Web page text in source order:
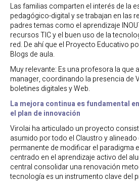
Las familias comparten el interés de la
pedagógico-digital y se trabajan en las
padres temas como el aprendizaje
recursos TIC y el buen uso de la
red. De ahí que el Proyecto Educativo
Blogs de aula.
Muy relevante: Es una profesora la que
manager, coordinando la presencia de
boletines digitales y Web.
La mejora continua es fundamental
el plan de innovación
Virolai ha articulado un proyecto
asumido por todo el Claustro y
permanente de modificar el paradigma
centrado en el aprendizaje activo del
central consolidar una renovación
tecnología es un instrumento clave del